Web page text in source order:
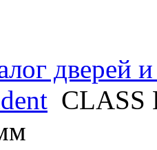
дверей
CLASS